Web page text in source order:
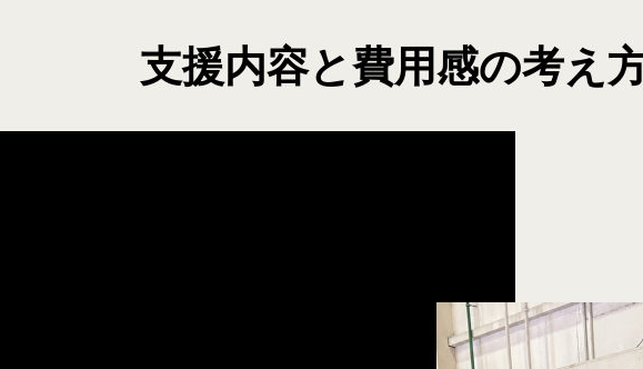
支援内容と費用感の考え